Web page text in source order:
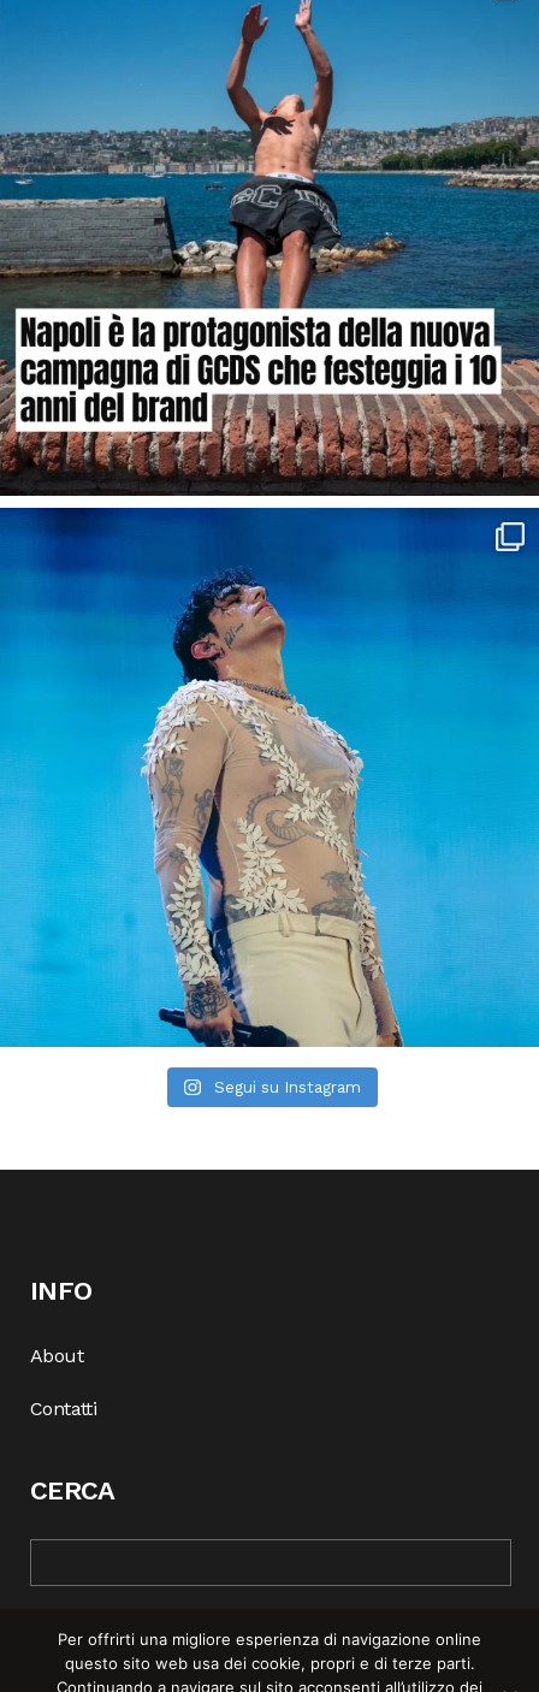
Segui su Instagram
INFO
About
Contatti
CERCA
Per offrirti una migliore esperienza di navigazione online
questo sito web usa dei cookie, propri e di terze parti.
Continuando a navigare sul sito acconsenti all’utilizzo dei